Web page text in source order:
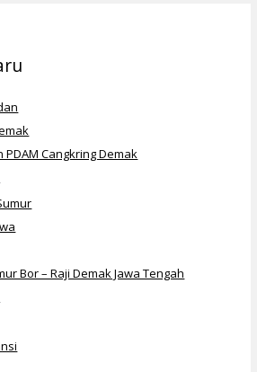
PDAM Cangkring Demak
Bor – Raji Demak Jawa Tengah